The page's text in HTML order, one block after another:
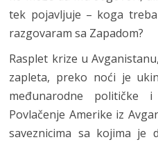
tek pojavljuje – koga
razgovaram sa Zapadom?
Rasplet krize u
zapleta, preko noći je
međunarodne političke i
Povlačenje Amerike iz
saveznicima sa kojima